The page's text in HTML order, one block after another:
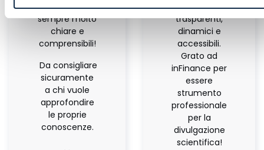
formative,
sempre molto
chiare e
comprensibili!
Da consigliare
sicuramente
a chi vuole
approfondire
le proprie
conoscenze.
siano, più
trasparenti,
dinamici e
accessibili.
Grato ad
inFinance per
essere
strumento
professionale
per la
divulgazione
scientifica!